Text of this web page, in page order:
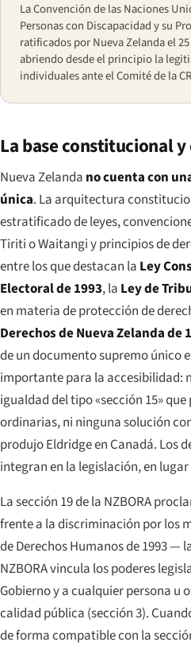
La Convención de las Naciones
Personas con Discapacidad y su
ratificados por Nueva Zelanda el
abriendo desde el principio la
individuales ante el Comité de la
La base constitucional
Nueva Zelanda no cuenta con
única. La arquitectura
estratificado de leyes,
Tiriti o Waitangiy principios de
entre los que destacan la Ley
Electoral de 1993, la Ley de
en materia de protección de
Derechos de Nueva Zelanda de
de un documento supremo único
importante para la accesibilidad:
igualdad del tipo «sección 15»
ordinarias, ni ninguna solución
produjoEldridgeen Canadá. Los
integran en la legislación, en
La sección 19 de la NZBORA
frente a la discriminación por los
de Derechos Humanos de 1993 —
NZBORA vincula los poderes
Gobierno y a cualquier persona u
calidad pública (sección 3).
de forma compatible con la